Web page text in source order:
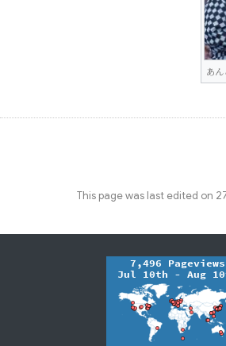
あん
This page was last edited on